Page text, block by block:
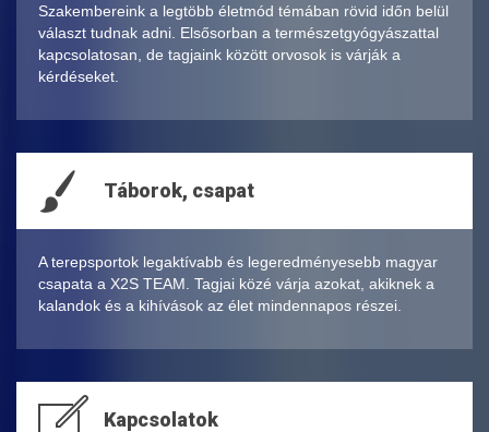
Szakembereink a legtöbb életmód témában rövid időn belül
választ tudnak adni. Elsősorban a természetgyógyászattal
kapcsolatosan, de tagjaink között orvosok is várják a
kérdéseket.
Táborok, csapat
A terepsportok legaktívabb és legeredményesebb magyar
csapata a X2S TEAM. Tagjai közé várja azokat, akiknek a
kalandok és a kihívások az élet mindennapos részei.
Kapcsolatok